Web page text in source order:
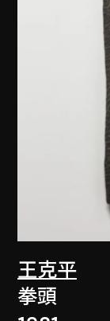
王克平
拳頭